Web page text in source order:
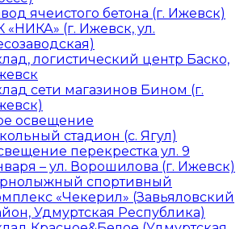
ячеистого бетона (г. Ижевск)
«НИКА» (г. Ижевск, ул.
логистический центр Баско,
сети магазинов Бином (г.
освещение
стадион (с. Ягул)
перекрестка ул. 9
– ул. Ворошилова (г. Ижевск)
спортивный
«Чекерил» (Завьяловский
Удмуртская Республика)